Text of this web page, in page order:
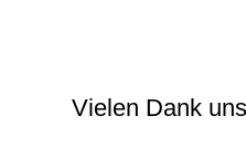
Vielen Dank